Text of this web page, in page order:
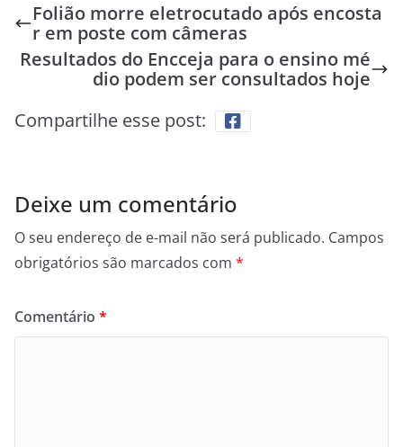
Folião morre eletrocutado após encosta
r em poste com câmeras
Resultados do Encceja para o ensino mé
dio podem ser consultados hoje
Compartilhe esse post:
Deixe um comentário
O seu endereço de e-mail não será publicado. Campos
obrigatórios são marcados com *
Comentário *